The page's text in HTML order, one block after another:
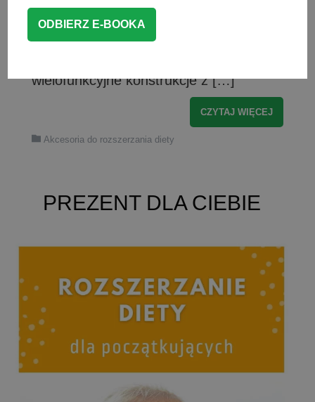
pogubić – producenci oferują
różnorodne rozwiązania, od klasycznych
wielofunkcyjne konstrukcje z […]
CZYTAJ WIĘCEJ
Akcesoria do rozszerzania diety
PREZENT DLA CIEBIE